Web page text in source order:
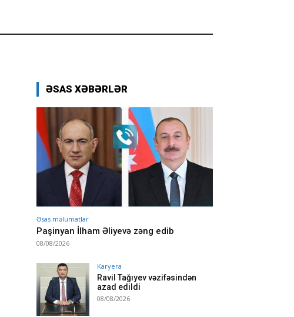
ƏSAS XƏBƏRLƏR
Əsas məlumatlar
Paşinyan İlham Əliyevə zəng edib
08/08/2026
Karyera
Ravil Tağıyev vəzifəsindən
azad edildi
08/08/2026